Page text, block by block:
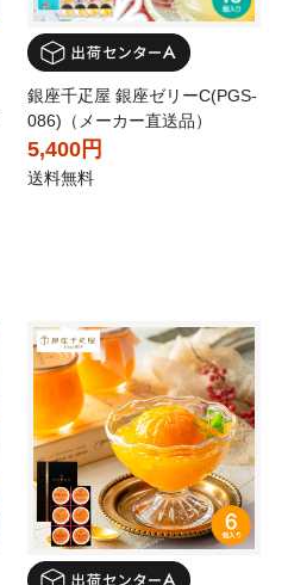
銀座千疋屋 銀座ゼリーC(PGS-
086)（メーカー直送品）
5,400円
送料無料